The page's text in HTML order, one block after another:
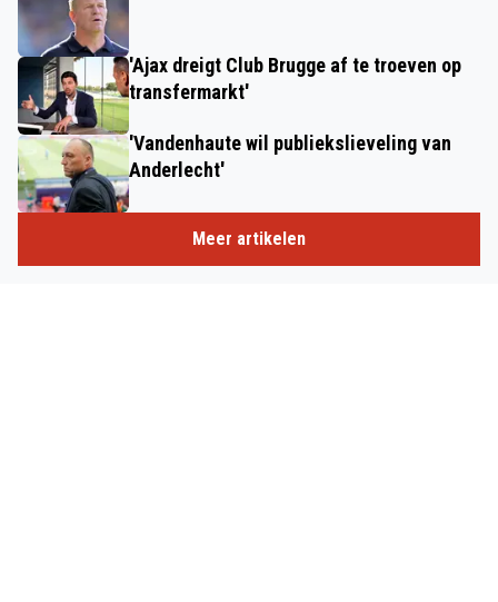
'Ajax dreigt Club Brugge af te troeven op
transfermarkt'
'Vandenhaute wil publiekslieveling van
Anderlecht'
Meer artikelen